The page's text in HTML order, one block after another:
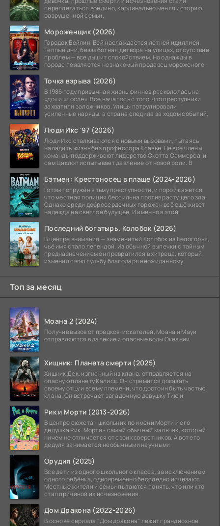
переплетаться воедино, кардинально меняя историю
разрушенной семьи.
Мороженщик (2026)
Городок Бейлин-Бей наслаждается летней идиллией.
Теплые дни, беззаботная детвора на улицах, отсутствие
проблем — все дышит спокойствием. Но однажды в
городе появляется незнакомый продавец мороженого.
Точка взрыва (2026)
В 1986 году привычная жизнь финнов раскололась на
«до» и «после». Все началось с того, что преступники
захватили заложников. Улицы патрулировали
усиленные наряды, а страна следила за ходом событий,
Люди Икс '97 (2026)
Люди Икс сталкиваются с новыми вызовами, пытаясь
наладить жизнь без профессора Ксавье. Не все члены
команды поддерживают лидерство Скотта Саммерса, и
сам Циклоп испытывает давление от новой роли. В
Бэтмен: Крестоносец в плаще (2024-2026)
Готэм погружён в тьму преступности, и порой кажется,
что местная полиция бессильна против растущего зла.
Однако среди добросердечных горожан всё ещё живет
надежда на светлое будущее. И именно в этой
Последний богатырь. Колобок (2026)
В центре внимания — знаменитый Колобок из Белогорья,
чьё имя стало легендой. Из обычной выпечки с тайным
предназначением он превратился в хитреца, который
изменил свою судьбу благодаря неожиданному
Топ за месяц
Моана 2 (2024)
Получив вызов от предков-искателей, Моана и Мауи
отправляются в далёкие и опасные воды Океании.
Хищник: Планета смерти (2025)
Хищник Дек, изгнанный из клана, отправляется на
опасную планету Калиск. Он стремится доказать
своему отцу и всему племени, что достоин быть частью
клана. Он встречает загадочную девушку Тию и
Рик и Морти (2013-2026)
В центре сюжета - школьник по имени Морти и его
дедушка Рик. Морти - самый обычный мальчик, который
ничем не отличается от своих сверстников. А вот его
дедуля занимается необычными научными
Орудия (2025)
Все дети из одного школьного класса, за исключением
одного ребёнка, одновременно бесследно исчезают.
Местные жители и семьи пытаются понять, что или кто
стал причиной их исчезновения.
Дом Дракона (2022-2026)
В основе сериала "Дом дракона" лежит грандиозное